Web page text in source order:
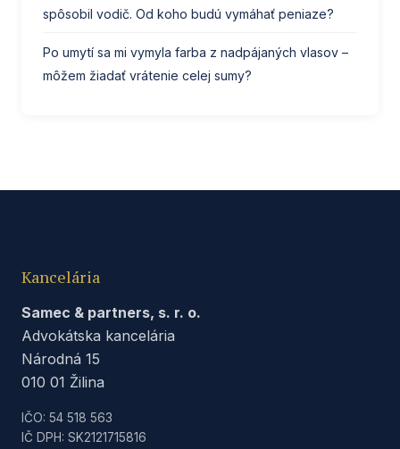
spôsobil vodič. Od koho budú vymáhať peniaze?
Po umytí sa mi vymyla farba z nadpájaných vlasov –
môžem žiadať vrátenie celej sumy?
Kancelária
Samec & partners, s. r. o.
Advokátska kancelária
Národná 15
010 01 Žilina
IČO: 54 518 563
IČ DPH: SK2121715816